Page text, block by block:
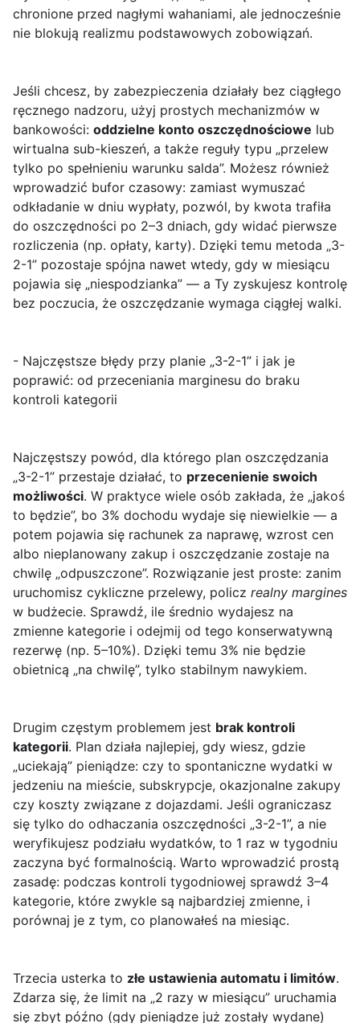
chronione przed nagłymi wahaniami, ale jednocześnie
nie blokują realizmu podstawowych zobowiązań.
Jeśli chcesz, by zabezpieczenia działały bez ciągłego
ręcznego nadzoru, użyj prostych mechanizmów w
bankowości: oddzielne konto oszczędnościowe lub
wirtualna sub-kieszeń, a także reguły typu „przelew
tylko po spełnieniu warunku salda”. Możesz również
wprowadzić bufor czasowy: zamiast wymuszać
odkładanie w dniu wypłaty, pozwól, by kwota trafiła
do oszczędności po 2–3 dniach, gdy widać pierwsze
rozliczenia (np. opłaty, karty). Dzięki temu metoda „3-
2-1” pozostaje spójna nawet wtedy, gdy w miesiącu
pojawia się „niespodzianka” — a Ty zyskujesz kontrolę
bez poczucia, że oszczędzanie wymaga ciągłej walki.
- Najczęstsze błędy przy planie „3-2-1” i jak je
poprawić: od przeceniania marginesu do braku
kontroli kategorii
Najczęstszy powód, dla którego plan oszczędzania
„3-2-1” przestaje działać, to przecenienie swoich
możliwości. W praktyce wiele osób zakłada, że „jakoś
to będzie”, bo 3% dochodu wydaje się niewielkie — a
potem pojawia się rachunek za naprawę, wzrost cen
albo nieplanowany zakup i oszczędzanie zostaje na
chwilę „odpuszczone”. Rozwiązanie jest proste: zanim
uruchomisz cykliczne przelewy, policz realny margines
w budżecie. Sprawdź, ile średnio wydajesz na
zmienne kategorie i odejmij od tego konserwatywną
rezerwę (np. 5–10%). Dzięki temu 3% nie będzie
obietnicą „na chwilę”, tylko stabilnym nawykiem.
Drugim częstym problemem jest brak kontroli
kategorii. Plan działa najlepiej, gdy wiesz, gdzie
„uciekają” pieniądze: czy to spontaniczne wydatki w
jedzeniu na mieście, subskrypcje, okazjonalne zakupy
czy koszty związane z dojazdami. Jeśli ograniczasz
się tylko do odhaczania oszczędności „3-2-1”, a nie
weryfikujesz podziału wydatków, to 1 raz w tygodniu
zaczyna być formalnością. Warto wprowadzić prostą
zasadę: podczas kontroli tygodniowej sprawdź 3–4
kategorie, które zwykle są najbardziej zmienne, i
porównaj je z tym, co planowałeś na miesiąc.
Trzecia usterka to złe ustawienia automatu i limitów.
Zdarza się, że limit na „2 razy w miesiącu” uruchamia
się zbyt późno (gdy pieniądze już zostały wydane)